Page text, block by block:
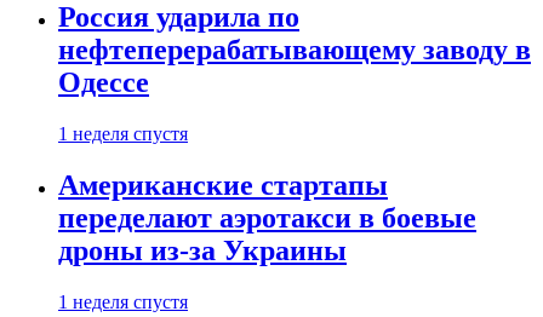
Россия ударила по
нефтеперерабатывающему заводу в
Одессе
1 неделя спустя
Американские стартапы
переделают аэротакси в боевые
дроны из-за Украины
1 неделя спустя